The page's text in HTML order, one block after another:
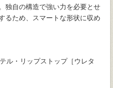
独自の構造で強い力を必要とせ
るため、スマートな形状に収め
ル・リップストップ［ウレタ